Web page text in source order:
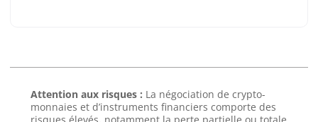
Attention aux risques : La négociation de crypto-
monnaies et d’instruments financiers comporte des